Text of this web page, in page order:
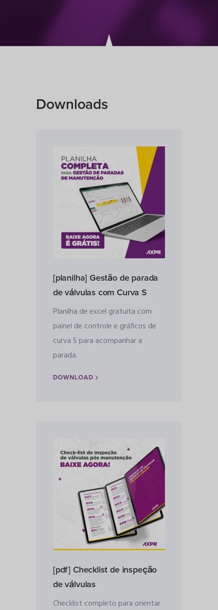
Downloads
[planilha] Gestão de parada
de válvulas com Curva S
Planilha de excel gratuita com
painel de controle e gráficos de
curva S para acompanhar a
parada.
DOWNLOAD
[pdf] Checklist de inspeção
de válvulas
Checklist completo para orientar